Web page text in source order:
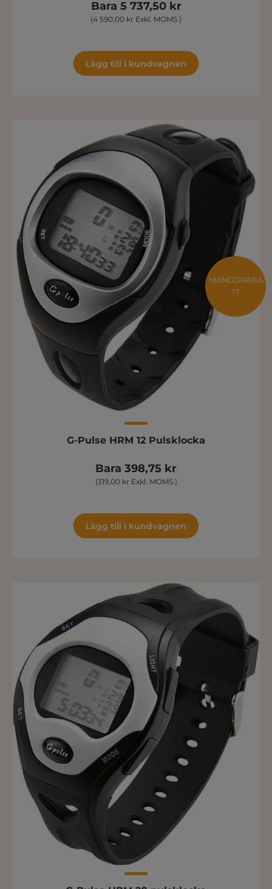
Bara 5 737,50 kr
(4 590,00 kr Exkl. MOMS )
Lägg till i kundvagnen
MÄNGDRABA
TT
G-Pulse HRM 12 Pulsklocka
Bara 398,75 kr
(319,00 kr Exkl. MOMS )
Lägg till i kundvagnen